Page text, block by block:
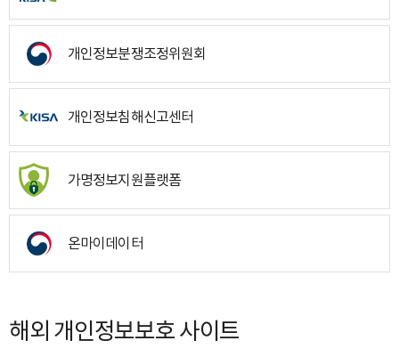
개인정보분쟁조정위원회
개인정보침해신고센터
가명정보지원플랫폼
온마이데이터
해외 개인정보보호 사이트